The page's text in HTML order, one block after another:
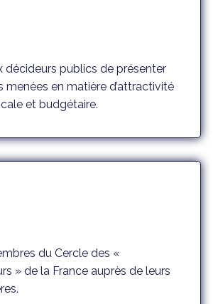
décideurs publics de présenter
menées en matière d’attractivité
et budgétaire.
du Cercle des «
» de la France auprès de leurs